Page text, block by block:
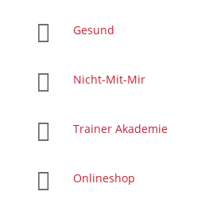
 Gesund
 Nicht-Mit-Mir
 Trainer Akademie
 Onlineshop